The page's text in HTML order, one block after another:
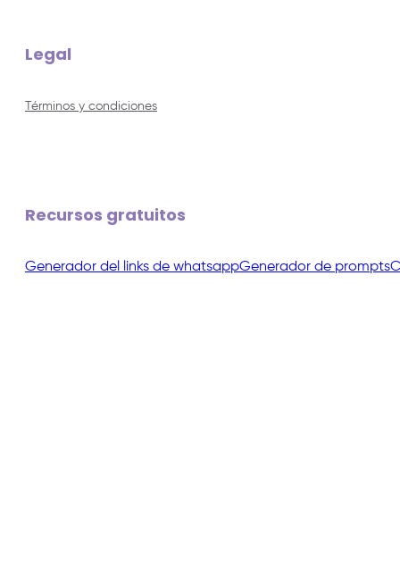
Legal
Términos y condiciones
Recursos gratuitos
Generador del links de whatsappGenerador de prompts